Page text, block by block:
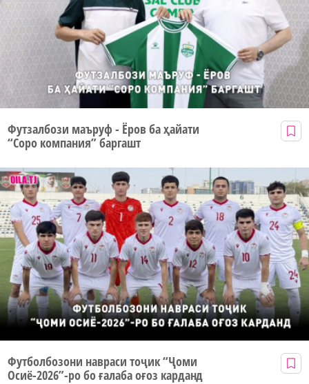
Футзалбози маъруф - Ёров ба ҳайати
“Соро компания” баргашт
Футболбозони навраси тоҷик “Ҷоми
Осиё-2026”-ро бо ғалаба оғоз карданд